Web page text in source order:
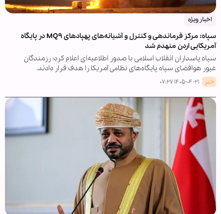
اخبار ویژه
سپاه: مرکز فرماندهی و کنترل و آشیانه‌های پهپادهای MQ۹ در پایگاه
آمریکایی اردن منهدم شد
سپاه پاسداران انقلاب اسلامی با صدور اطلاعیه‌ای اعلام کرد: رزمندگان
غیور هوافضای سپاه پایگاه‌های نظامی آمریکا را هدف قرار دادند.
خبر ۱۴۰۵-۰۴-۲۱ ۰۷:۲۷